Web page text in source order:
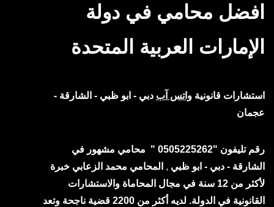
افضل محامي في دولة
الإمارات العربية المتحدة
استشارات قانونية واتس آب دبي - ابو ظبي - الشارقة -
عجمان
رقم تليفون "0505225262 " محامي مشهور في
الشارقة - دبي - ابو ظبي , المحامي محمد الزعابي خبرة
لأكثر من 12 سنة في مجال المحاماة والاستشارات
القانونية في الدولة. لديه أكثر من 2200 قضية ناجحة وتعد